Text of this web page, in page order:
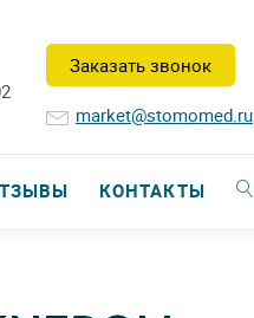
Заказать звонок
market@stomomed.ru
КОНТАКТЫ